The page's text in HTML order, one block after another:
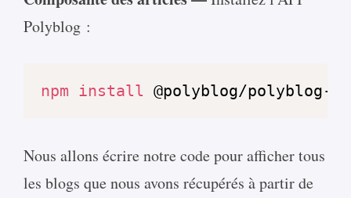
Polyblog :
npm install @polyblog/polyblog-
Nous allons écrire notre code pour afficher tous
les blogs que nous avons récupérés à partir de